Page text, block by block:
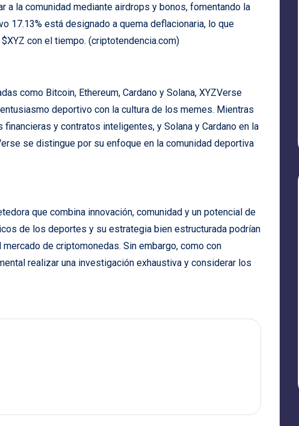
a la comunidad mediante airdrops y bonos, fomentando la
17.13% está designado a quema deflacionaria, lo que
con el tiempo. (criptotendencia.com)
como Bitcoin, Ethereum, Cardano y Solana, XYZVerse
deportivo con la cultura de los memes. Mientras
y contratos inteligentes, y Solana y Cardano en la
se distingue por su enfoque en la comunidad deportiva
que combina innovación, comunidad y un potencial de
de los deportes y su estrategia bien estructurada podrían
de criptomonedas. Sin embargo, como con
realizar una investigación exhaustiva y considerar los